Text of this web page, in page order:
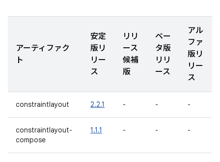
アーティファク
ト
安定
版リ
リー
ス
リリ
ース
候補
版
ベー
タ版
リリ
ース
アル
ファ
版リ
リー
ス
constraintlayout 2.2.1 - - -
constraintlayout-
compose
1.1.1 - - -